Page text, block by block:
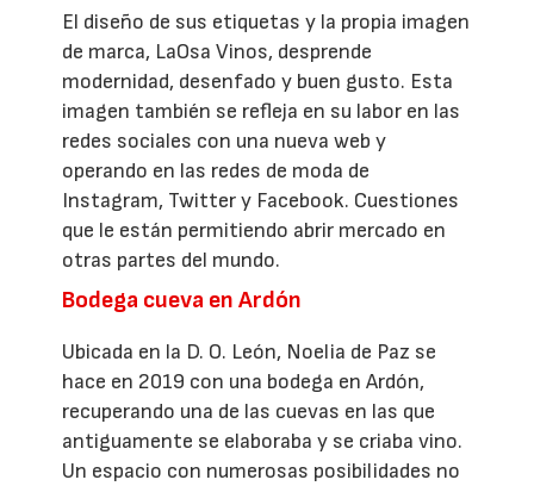
El diseño de sus etiquetas y la propia imagen
de marca, LaOsa Vinos, desprende
modernidad, desenfado y buen gusto. Esta
imagen también se refleja en su labor en las
redes sociales con una nueva web y
operando en las redes de moda de
Instagram, Twitter y Facebook. Cuestiones
que le están permitiendo abrir mercado en
otras partes del mundo.
Bodega cueva en Ardón
Ubicada en la D. O. León, Noelia de Paz se
hace en 2019 con una bodega en Ardón,
recuperando una de las cuevas en las que
antiguamente se elaboraba y se criaba vino.
Un espacio con numerosas posibilidades no